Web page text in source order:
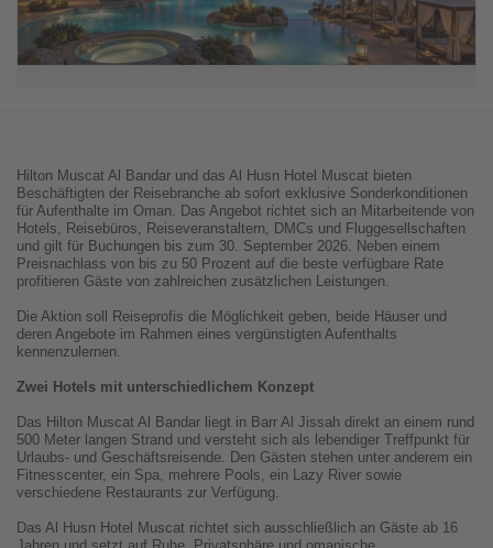
Hilton Muscat Al Bandar und das Al Husn Hotel Muscat bieten
Beschäftigten der Reisebranche ab sofort exklusive Sonderkonditionen
für Aufenthalte im Oman. Das Angebot richtet sich an Mitarbeitende von
Hotels, Reisebüros, Reiseveranstaltern, DMCs und Fluggesellschaften
und gilt für Buchungen bis zum 30. September 2026. Neben einem
Preisnachlass von bis zu 50 Prozent auf die beste verfügbare Rate
profitieren Gäste von zahlreichen zusätzlichen Leistungen.
Die Aktion soll Reiseprofis die Möglichkeit geben, beide Häuser und
deren Angebote im Rahmen eines vergünstigten Aufenthalts
kennenzulernen.
Zwei Hotels mit unterschiedlichem Konzept
Das Hilton Muscat Al Bandar liegt in Barr Al Jissah direkt an einem rund
500 Meter langen Strand und versteht sich als lebendiger Treffpunkt für
Urlaubs- und Geschäftsreisende. Den Gästen stehen unter anderem ein
Fitnesscenter, ein Spa, mehrere Pools, ein Lazy River sowie
verschiedene Restaurants zur Verfügung.
Das Al Husn Hotel Muscat richtet sich ausschließlich an Gäste ab 16